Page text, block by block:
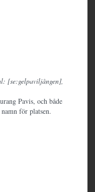
[se:gelpaviljången],
Pavis, och både
för platsen.